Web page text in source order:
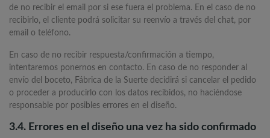
de no recibir el email por si ese fuera el problema. En el caso de no
recibirlo, el cliente podrá solicitar su reenvío a través del chat, por
email o teléfono.
En caso de no recibir respuesta/confirmación a tiempo,
intentaremos ponernos en contacto. En caso de no responder al
envío del boceto, Fábrica de la Suerte decidirá si cancelar el pedido
o proceder a producirlo con los datos recibidos, no haciéndose
responsable por posibles errores en el diseño.
3.4. Errores en el diseño una vez ha sido confirmado